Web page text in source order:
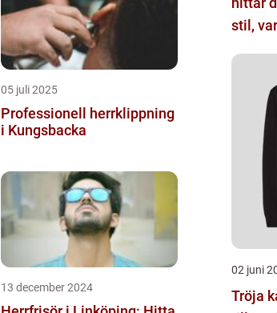
05 juli 2025
Professionell herrklippning
i Kungsbacka
13 december 2024
stil,
02 juni
Tröja